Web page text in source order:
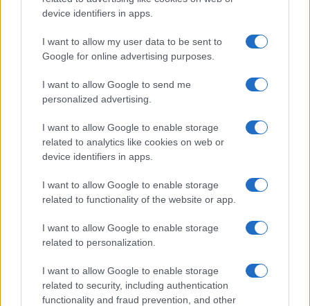
device identifiers in apps.
I want to allow my user data to be sent to
Google for online advertising purposes.
I want to allow Google to send me
personalized advertising.
I want to allow Google to enable storage
related to analytics like cookies on web or
device identifiers in apps.
I want to allow Google to enable storage
related to functionality of the website or app.
I want to allow Google to enable storage
related to personalization.
I want to allow Google to enable storage
related to security, including authentication
functionality and fraud prevention, and other
B2B NEWS
Ripensare le tecnologie umanitarie oltre i criteri dei
Martina Marchesi · 10 Lug 2026
B2B NEWS